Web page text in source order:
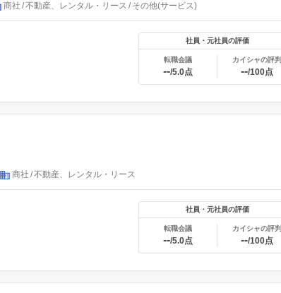
商社 不動産、レンタル・リース その他(サービス)
社員・元社員の評価
転職会議
--/5.0点
カイシャの評判
--/100点
商社 不動産、レンタル・リース
社員・元社員の評価
転職会議
--/5.0点
カイシャの評判
--/100点